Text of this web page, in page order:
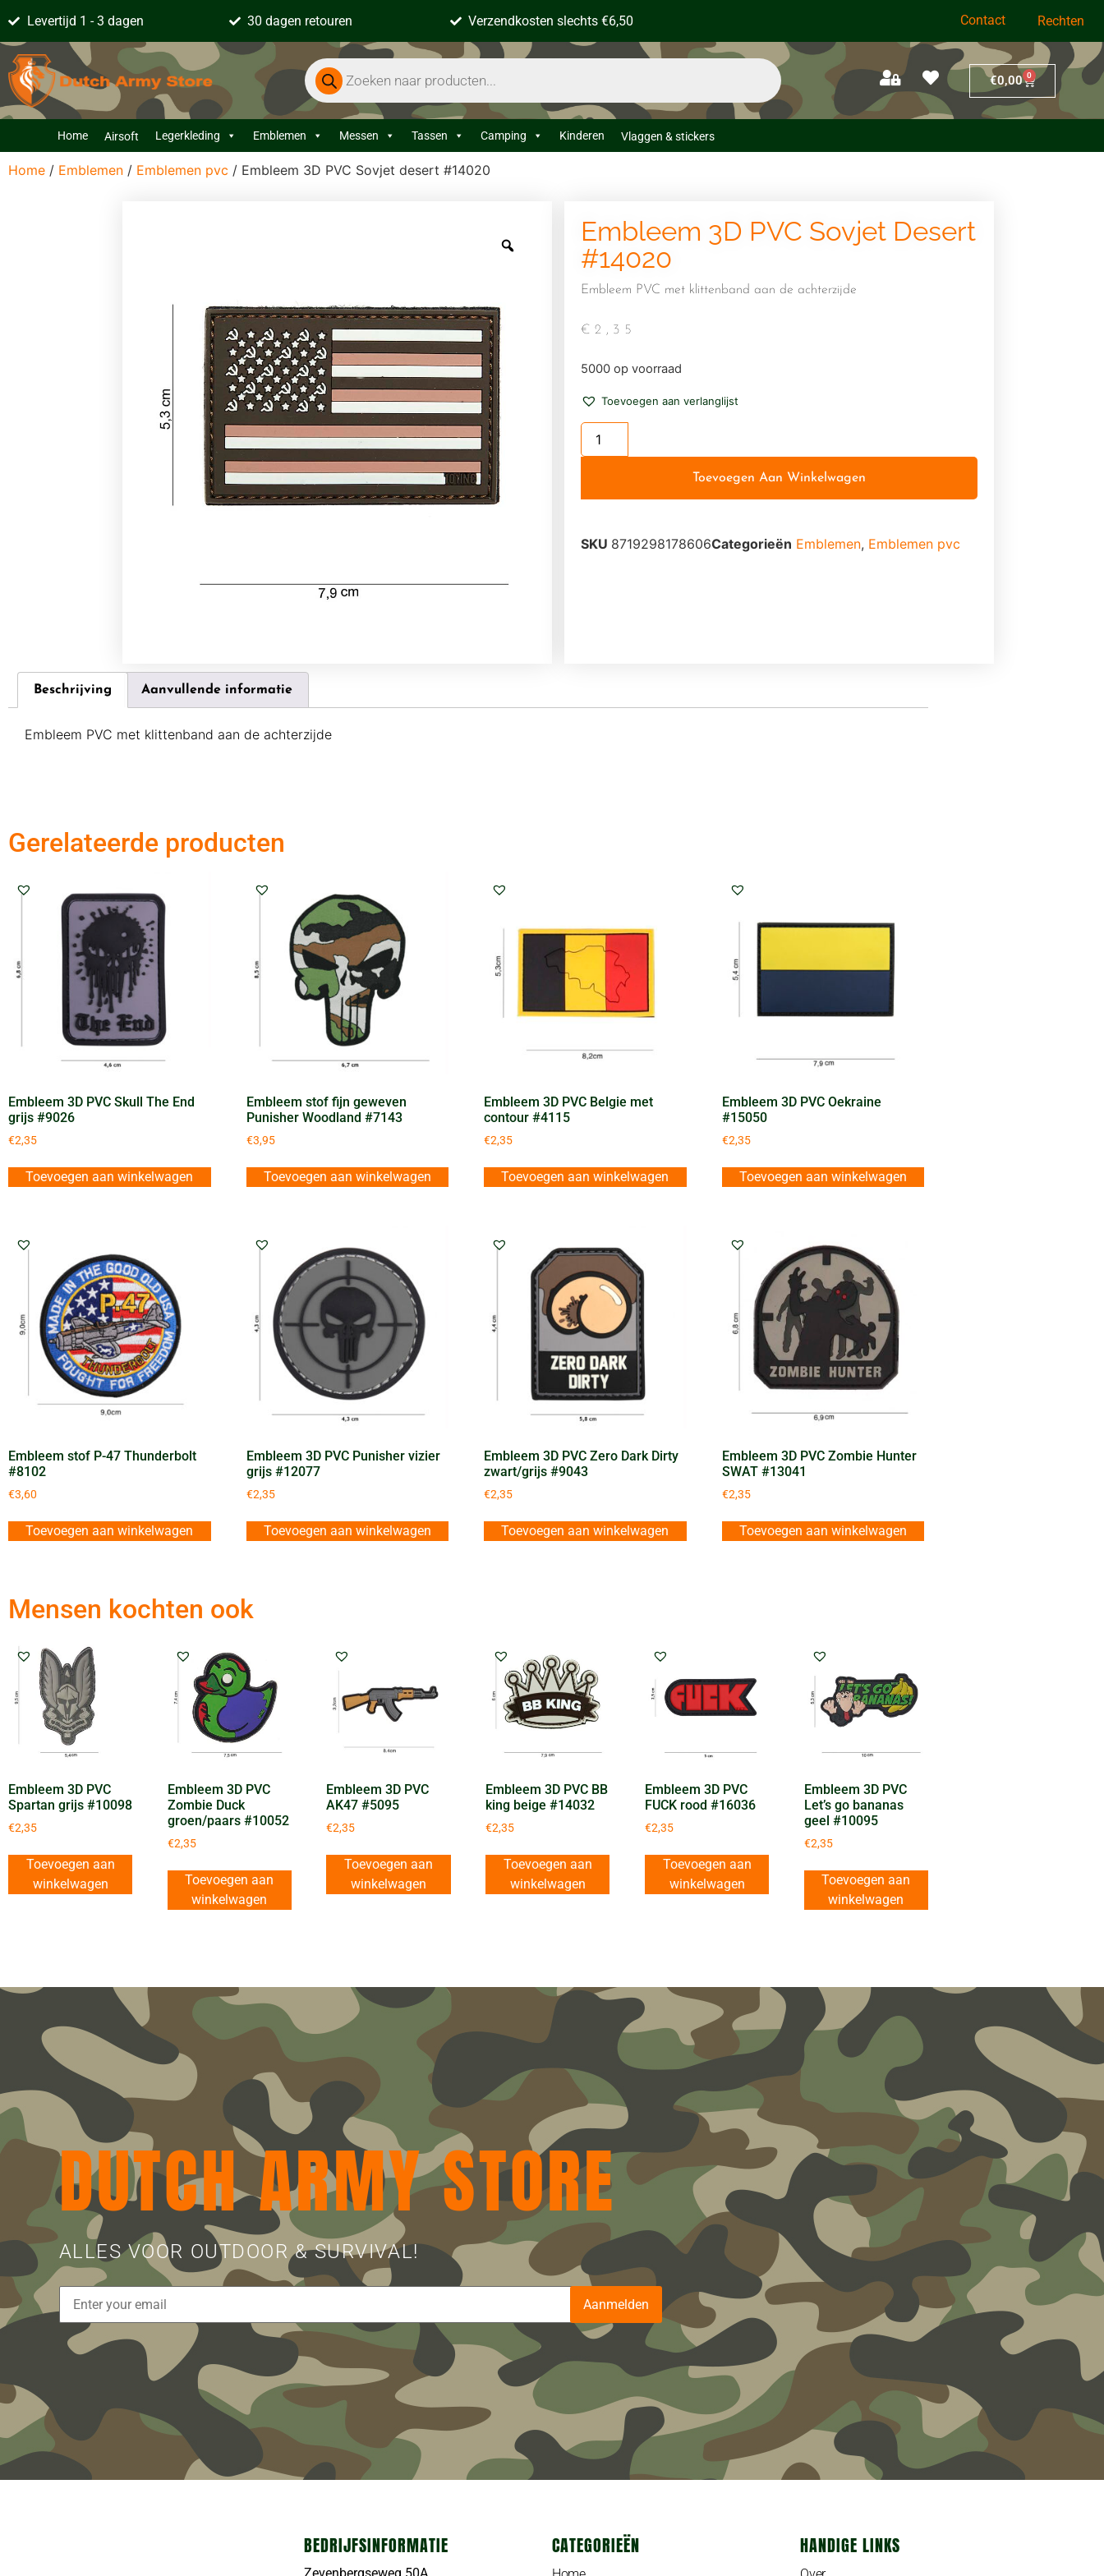
Levertijd 1 - 3 dagen 30 dagen retouren Verzendkosten slechts €6,50 Contact Rechten
€0,00 0
Home Airsoft Legerkleding Emblemen Messen Tassen Camping Kinderen Vlaggen & stickers
Home / Emblemen / Emblemen pvc / Embleem 3D PVC Sovjet desert #14020
Embleem 3D PVC Sovjet Desert
#14020
Embleem PVC met klittenband aan de achterzijde
€2,35
5000 op voorraad
Toevoegen aan verlanglijst
Toevoegen Aan Winkelwagen
SKU 8719298178606Categorieën Emblemen, Emblemen pvc
Beschrijving Aanvullende informatie
Embleem PVC met klittenband aan de achterzijde
Gerelateerde producten
Embleem 3D PVC Skull The End
grijs #9026
€2,35
Toevoegen aan winkelwagen
Embleem stof fijn geweven
Punisher Woodland #7143
€3,95
Toevoegen aan winkelwagen
Embleem 3D PVC Belgie met
contour #4115
€2,35
Toevoegen aan winkelwagen
Embleem 3D PVC Oekraine
#15050
€2,35
Toevoegen aan winkelwagen
Embleem stof P-47 Thunderbolt
#8102
€3,60
Toevoegen aan winkelwagen
Embleem 3D PVC Punisher vizier
grijs #12077
€2,35
Toevoegen aan winkelwagen
Embleem 3D PVC Zero Dark Dirty
zwart/grijs #9043
€2,35
Toevoegen aan winkelwagen
Embleem 3D PVC Zombie Hunter
SWAT #13041
€2,35
Toevoegen aan winkelwagen
Mensen kochten ook
Embleem 3D PVC
Spartan grijs #10098
€2,35
Toevoegen aan
winkelwagen
Embleem 3D PVC
Zombie Duck
groen/paars #10052
€2,35
Toevoegen aan
winkelwagen
Embleem 3D PVC
AK47 #5095
€2,35
Toevoegen aan
winkelwagen
Embleem 3D PVC BB
king beige #14032
€2,35
Toevoegen aan
winkelwagen
Embleem 3D PVC
FUCK rood #16036
€2,35
Toevoegen aan
winkelwagen
Embleem 3D PVC
Let’s go bananas
geel #10095
€2,35
Toevoegen aan
winkelwagen
DUTCH ARMY STORE
ALLES VOOR OUTDOOR & SURVIVAL!
Aanmelden
BEDRIJFSINFORMATIE CATEGORIEËN HANDIGE LINKS